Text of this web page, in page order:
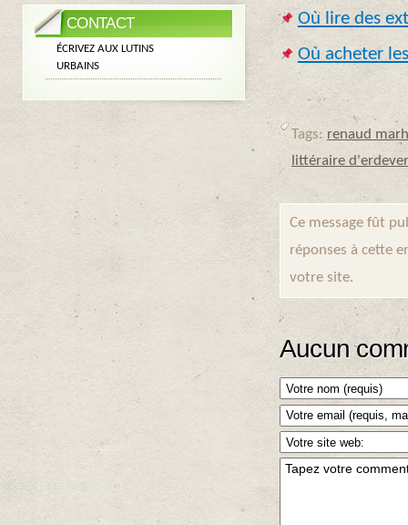
Où lire des
Où acheter
Tags: renaud
littéraire
Ce message fût
réponses à cette
votre site.
Aucun
CONTACT
ÉCRIVEZ AUX LUTINS
URBAINS